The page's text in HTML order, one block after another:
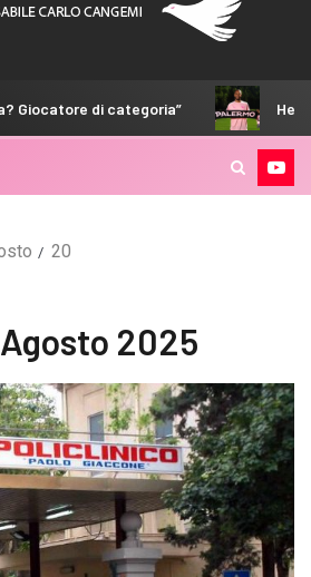
Hernani: “Non siamo i
20
2025